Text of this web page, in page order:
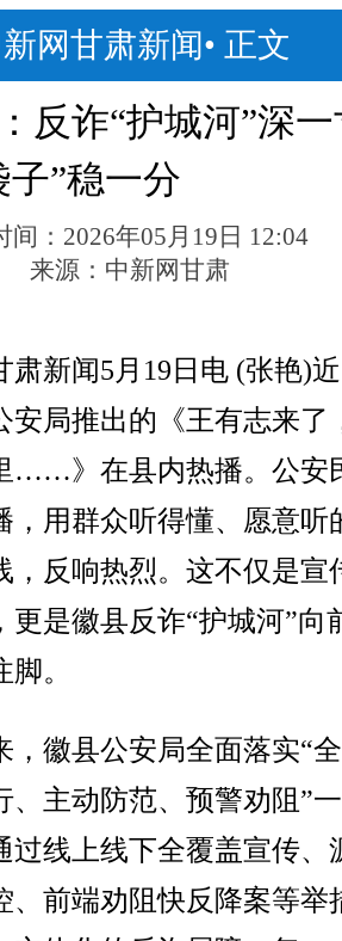
网甘肃新闻• 正文
反诈“护城河”深
”稳一分
间： 2026年05月19日 12:04
来源： 中新网甘肃
新闻5月19日电 (张艳)
安局推出的《王有志来了
……》在县内热播。公安
，用群众听得懂、愿意听
，反响热烈。这不仅是宣
更是徽县反诈“护城河”向
。
徽县公安局全面落实“
、主动防范、预警劝阻”
过线上线下全覆盖宣传、
、前端劝阻快反降案等举